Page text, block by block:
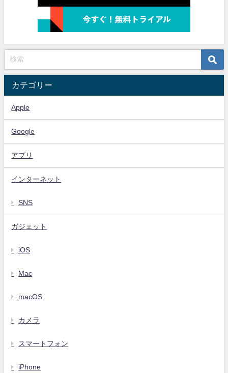
カテゴリー
Apple
Google
アプリ
インターネット
SNS
ガジェット
iOS
Mac
macOS
カメラ
スマートフォン
iPhone